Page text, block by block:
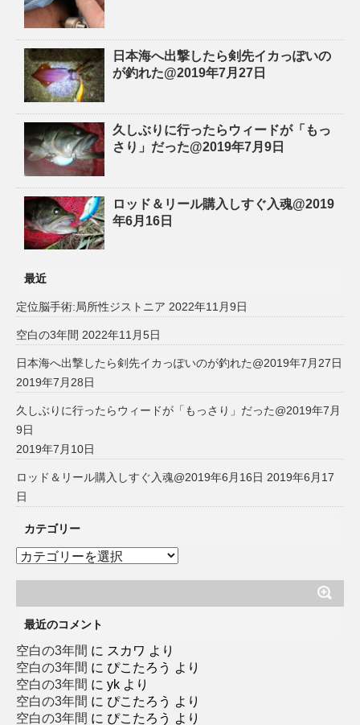
日本海へ出撃したら剣先イカっぽいの
が釣れた@2019年7月27日
久しぶりに行ったらウィードが「もっ
さり」だった@2019年7月9日
ロッド＆リール購入しすぐ入魂@2019
年6月16日
最近
定位脳手術:局所性ジストニア 2022年11月9日
空白の3年間 2022年11月5日
日本海へ出撃したら剣先イカっぽいのが釣れた@2019年7月27日
2019年7月28日
久しぶりに行ったらウィードが「もっさり」だった@2019年7月
9日
2019年7月10日
ロッド＆リール購入しすぐ入魂@2019年6月16日 2019年6月17
日
カテゴリー
カ
リ
ー最近のコメント
空白の3年間 に スカワ より
空白の3年間 に ぴこたろう より
空白の3年間 に yk より
空白の3年間 に ぴこたろう より
空白の3年間 に ぴこたろう より